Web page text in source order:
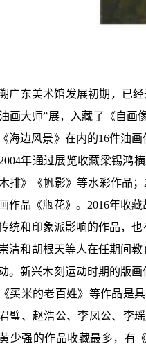
广东美术馆发展初期，已
画大师”展，入藏了《自
海边风景》在内的16件油
年通过展览收藏梁锡鸿
木排》《帆影》等水彩作品
作品《瓶花》。2016年收
统和印象派影响的作品，
清和胡根天等人在任期间
。新兴木刻运动时期的版
买米的老百姓》等作品是
璧、赵浩公、李凤公、李
少强的作品收藏最多，有